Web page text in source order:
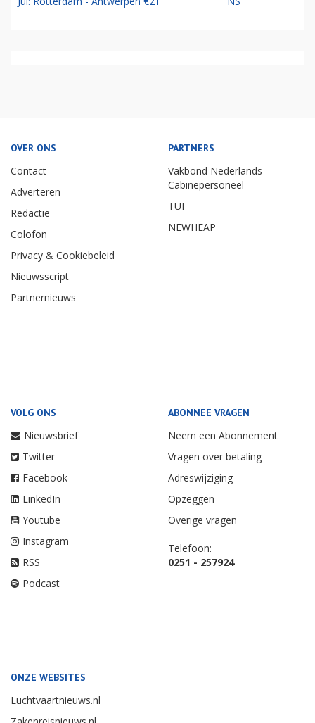
OVER ONS
Contact
Adverteren
Redactie
Colofon
Privacy & Cookiebeleid
Nieuwsscript
Partnernieuws
PARTNERS
Vakbond Nederlands
Cabinepersoneel
TUI
NEWHEAP
VOLG ONS
Nieuwsbrief
Twitter
Facebook
LinkedIn
Youtube
Instagram
RSS
Podcast
ABONNEE VRAGEN
Neem een Abonnement
Vragen over betaling
Adreswijziging
Opzeggen
Overige vragen
Telefoon:
0251 - 257924
ONZE WEBSITES
Luchtvaartnieuws.nl